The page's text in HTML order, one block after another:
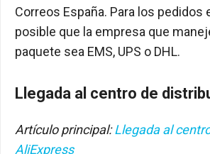
Correos España. Para los pedidos
posible que la empresa que
paquete sea EMS, UPS o DHL.
Llegada al centro de
Artículo principal:Llegada al
AliExpress